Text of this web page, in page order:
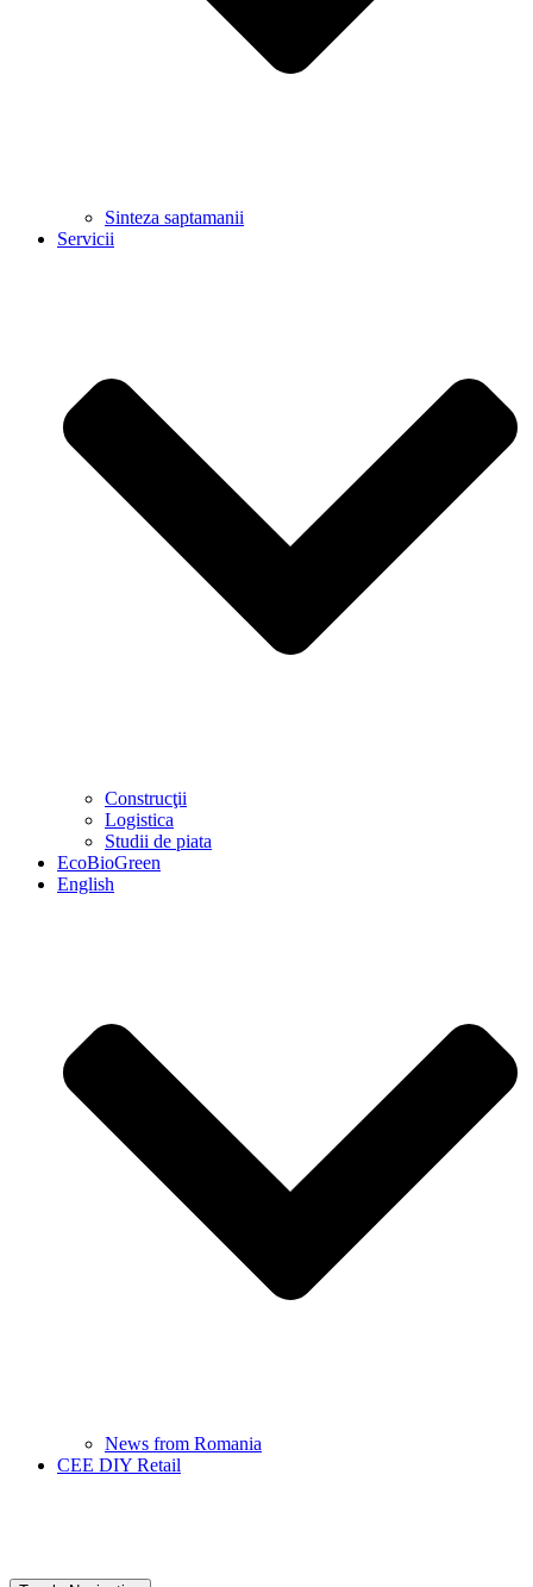
Sinteza saptamanii
Servicii
Construcţii
Logistica
Studii de piata
EcoBioGreen
English
News from Romania
CEE DIY Retail